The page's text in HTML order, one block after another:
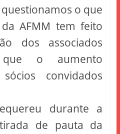
o que
AFMM tem feito
dos associados
o aumento
convidados
durante a
de pauta da